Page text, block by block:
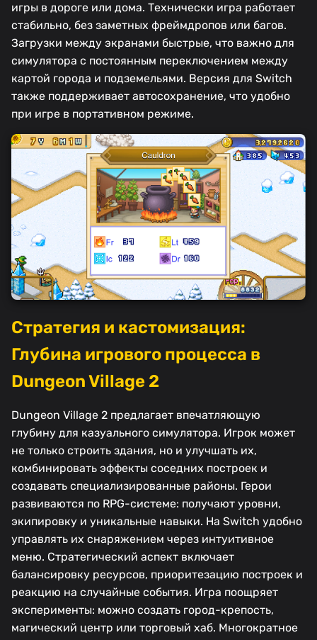
игры в дороге или дома. Технически игра работает
стабильно, без заметных фреймдропов или багов.
Загрузки между экранами быстрые, что важно для
симулятора с постоянным переключением между
картой города и подземельями. Версия для Switch
также поддерживает автосохранение, что удобно
при игре в портативном режиме.
Стратегия и кастомизация:
Глубина игрового процесса в
Dungeon Village 2
Dungeon Village 2 предлагает впечатляющую
глубину для казуального симулятора. Игрок может
не только строить здания, но и улучшать их,
комбинировать эффекты соседних построек и
создавать специализированные районы. Герои
развиваются по RPG-системе: получают уровни,
экипировку и уникальные навыки. На Switch удобно
управлять их снаряжением через интуитивное
меню. Стратегический аспект включает
балансировку ресурсов, приоритезацию построек и
реакцию на случайные события. Игра поощряет
эксперименты: можно создать город-крепость,
магический центр или торговый хаб. Многократное